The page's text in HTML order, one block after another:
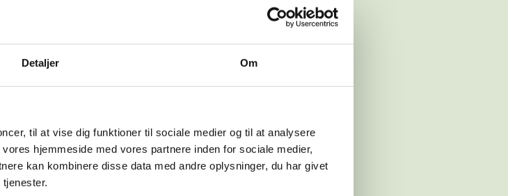
Detaljer Om
til at vise dig funktioner til sociale medier og til at analysere
hjemmeside med vores partnere inden for sociale medier,
kan kombinere disse data med andre oplysninger, du har givet
på at løse problemet. Prøv venligst igen
Gå tilbage